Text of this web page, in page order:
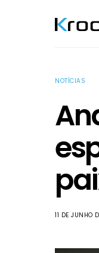
NOTÍCIAS
11 DE JUNHO